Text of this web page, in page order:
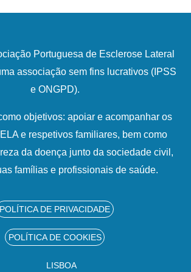
Portuguesa de Esclerose Lateral
associação sem fins lucrativos (IPSS
e ONGPD).
objetivos: apoiar e acompanhar os
e respetivos familiares, bem como
da doença junto da sociedade civil,
famílias e profissionais de saúde.
POLÍTICA DE PRIVACIDADE
POLÍTICA DE COOKIES
LISBOA